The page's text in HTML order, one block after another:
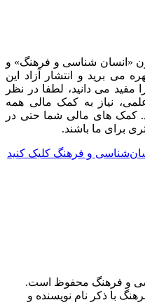
«انسان شناسی و فرهنگ» و
می برید و انتشار آزاد این
مفید می دانید، لطفا در نظر
نیاز به کمک مالی همه
کمک های مالی شما حتی در
برای ما باشند.
و فرهنگ کلیک کنید
و فرهنگ محفوظ است.
با ذکر نام نویسنده و